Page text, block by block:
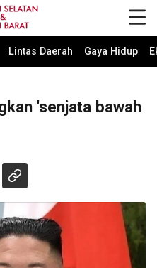
Lintas Daerah Gaya Hidup
'senjata bawah